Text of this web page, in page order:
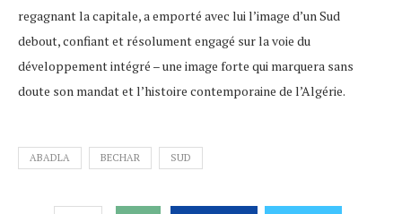
regagnant la capitale, a emporté avec lui l’image d’un Sud
debout, confiant et résolument engagé sur la voie du
développement intégré – une image forte qui marquera sans
doute son mandat et l’histoire contemporaine de l’Algérie.
ABADLA BECHAR SUD